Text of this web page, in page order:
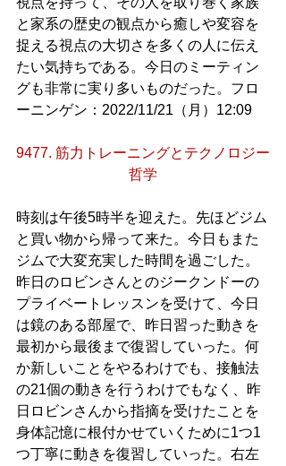
と家系の歴史の観点から癒しや変容を
捉える視点の大切さを多くの人に伝え
たい気持ちである。今日のミーティン
グも非常に実り多いものだった。フロ
ーニンゲン：2022/11/21（月）12:09
9477. 筋力トレーニングとテクノロジー
哲学
時刻は午後5時半を迎えた。先ほどジム
と買い物から帰って来た。今日もまた
ジムで大変充実した時間を過ごした。
昨日のロビンさんとのジークンドーの
プライベートレッスンを受けて、今日
は鏡のある部屋で、昨日習った動きを
最初から最後まで復習していった。何
か新しいことをやるわけでも、接触法
の21個の動きを行うわけでもなく、昨
日ロビンさんから指摘を受けたことを
身体記憶に根付かせていくために1つ1
つ丁寧に動きを復習していった。右左